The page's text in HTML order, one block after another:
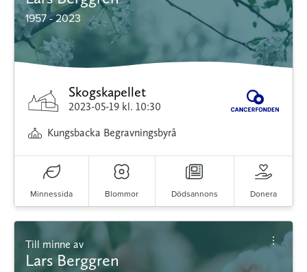
1957 - 2023
Skogskapellet
2023-05-19 kl. 10:30
Kungsbacka Begravningsbyrå
Minnessida Blommor Dödsannons Donera
Till minne av
Lars Berggren